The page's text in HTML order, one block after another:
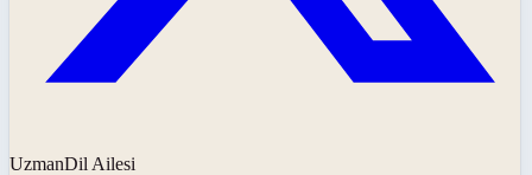
UzmanDil Ailesi